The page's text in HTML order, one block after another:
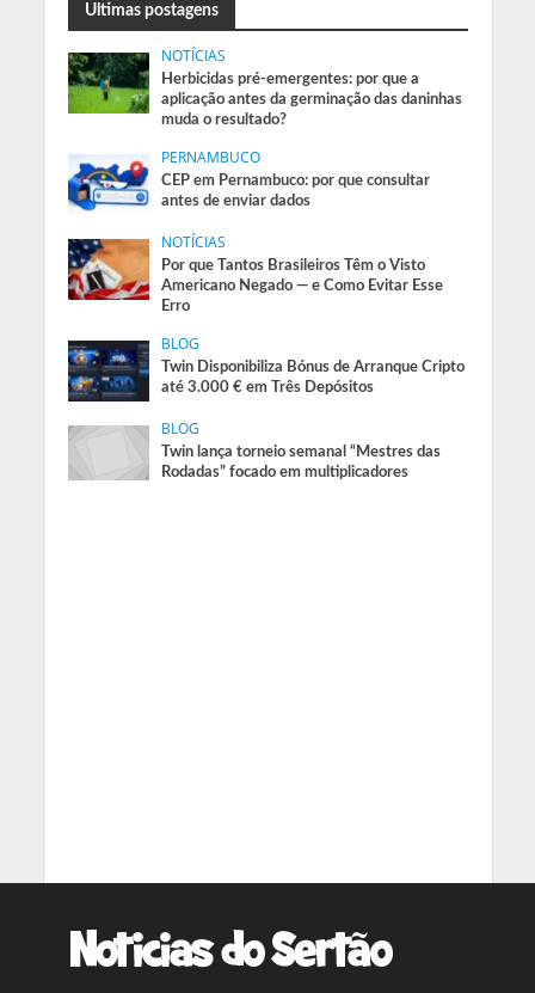
Ultimas postagens
NOTÍCIAS
Herbicidas pré-emergentes: por que a
aplicação antes da germinação das daninhas
muda o resultado?
PERNAMBUCO
CEP em Pernambuco: por que consultar
antes de enviar dados
NOTÍCIAS
Por que Tantos Brasileiros Têm o Visto
Americano Negado — e Como Evitar Esse
Erro
BLOG
Twin Disponibiliza Bónus de Arranque Cripto
até 3.000 € em Três Depósitos
BLOG
Twin lança torneio semanal “Mestres das
Rodadas” focado em multiplicadores